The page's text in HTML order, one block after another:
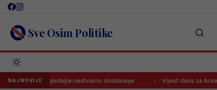
Skip
content Sve Osim Politike
NAJNOVIJE
pogledajte nestvarno dodavanje Vijest dana za Arsenal!